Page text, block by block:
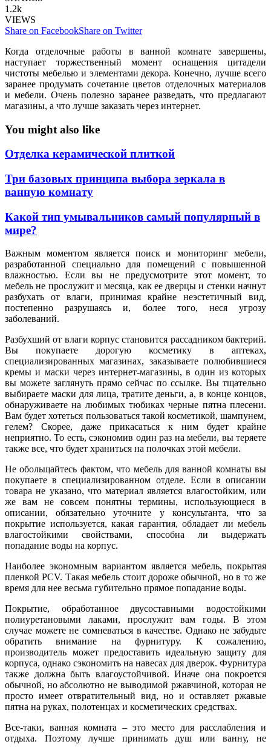
1.2k
VIEWS
Share on FacebookShare on Twitter
Когда отделочные работы в ванной комнате завершены,
наступает торжественный момент оснащения цитадели
чистоты мебелью и элементами декора. Конечно, лучше всего
заранее продумать сочетание цветов отделочных материалов
и мебели. Очень полезно заранее разведать, что предлагают
магазины, а что лучше заказать через интернет.
You might also like
Отделка керамической плиткой
Три базовых принципа выбора зеркала в
ванную комнату
Какой тип умывальников самый популярный в
мире?
Важным моментом является поиск и мониторинг мебели,
разработанной специально для помещений с повышенной
влажностью. Если вы не предусмотрите этот момент, то
мебель не прослужит и месяца, как ее дверцы и стенки начнут
разбухать от влаги, принимая крайне неэстетичный вид,
постепенно разрушаясь и, более того, неся угрозу
заболеваний.
Разбухший от влаги корпус становится рассадником бактерий.
Вы покупаете дорогую косметику в аптеках,
специализированных магазинах, заказываете полюбившиеся
кремы и маски через интернет-магазины, в один из которых
вы можете заглянуть прямо сейчас по ссылке. Вы тщательно
выбираете маски для лица, тратите деньги, а, в конце концов,
обнаруживаете на любимых тюбиках черные пятна плесени.
Вам будет хотеться пользоваться такой косметикой, шампунем,
гелем? Скорее, даже прикасаться к ним будет крайне
неприятно. То есть, сэкономив один раз на мебели, вы теряете
также все, что будет храниться на полочках этой мебели.
Не обольщайтесь фактом, что мебель для ванной комнаты вы
покупаете в специализированном отделе. Если в описании
товара не указано, что материал является влагостойким, или
же вам не совсем понятны термины, использующиеся в
описании, обязательно уточните у консультанта, что за
покрытие используется, какая гарантия, обладает ли мебель
влагостойкими свойствами, способна ли выдержать
попадание воды на корпус.
Наиболее экономным вариантом является мебель, покрытая
пленкой PCV. Такая мебель стоит дороже обычной, но в то же
время для нее весьма губительно прямое попадание воды.
Покрытие, обработанное двусоставными водостойкими
полиуретановыми лаками, прослужит вам годы. В этом
случае можете не сомневаться в качестве. Однако не забудьте
обратить внимание на фурнитуру. К сожалению,
производитель может предоставить идеальную защиту для
корпуса, однако сэкономить на навесах для дверок. Фурнитура
также должна быть влагоустойчивой. Иначе она покроется
обычной, но абсолютно не выводимой ржавчиной, которая не
просто имеет отвратительный вид, но и оставляет ржавые
пятна на руках, полотенцах и косметических средствах.
Все-таки, ванная комната – это место для расслабления и
отдыха. Поэтому лучше принимать душ или ванну, не